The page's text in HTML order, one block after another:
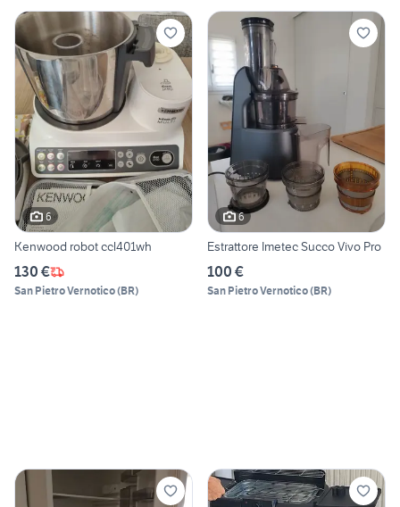
6
Kenwood robot ccl401wh
130 €
San Pietro Vernotico(BR)
6
Estrattore Imetec Succo Vivo Pro
100 €
San Pietro Vernotico(BR)